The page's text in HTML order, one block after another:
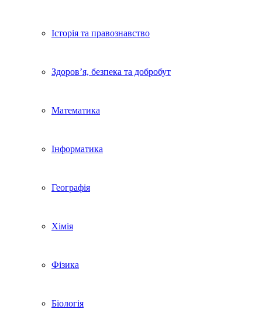
Історія та правознавство
Здоров’я, безпека та добробут
Математика
Інформатика
Географія
Хімія
Фізика
Біологія